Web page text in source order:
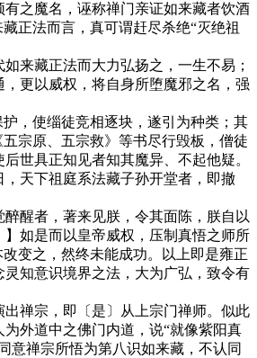
之魔名，诬称禅门亲证如来藏者饮酒
正法而言，真可谓赶尽杀绝“灭绝祖
来藏正法而大力弘扬之，一生不易；
更以威权，将自身所堕魔邪之名，强
，使缁徒竞相逐块，遂引为种类；其
宗原、五宗救》等书尽行毁板，僧徒
世具正知见者知其魔异、不起他疑。
天下祖庭系法藏子孙开堂者，即撤
醒者，著来见朕，令其面陈，朕自以
如是而以皇帝威权，压制真悟之师所
变之，然终未能成功。以上即是雍正
知意识境界之法，大为广弘，致令有
禅宗，即〔是〕从上宗门禅师。似此
外道中之佛门内道，说“就像紫阳真
意禅宗所悟为第八识如来藏，不认同